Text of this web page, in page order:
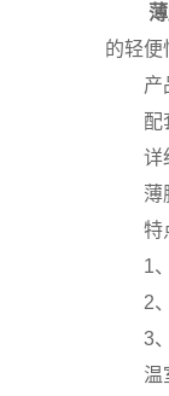
的轻便
产品
配套
详细
薄膜
特点
1、
2、
3、
温室